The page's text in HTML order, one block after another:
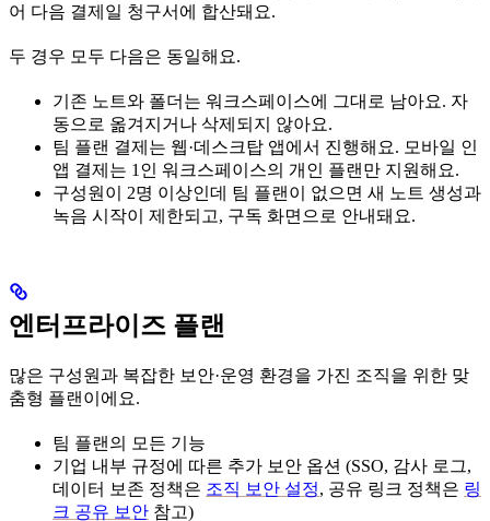
어 다음 결제일 청구서에 합산돼요.
두 경우 모두 다음은 동일해요.
기존 노트와 폴더는 워크스페이스에 그대로 남아요. 자
동으로 옮겨지거나 삭제되지 않아요.
팀 플랜 결제는 웹·데스크탑 앱에서 진행해요. 모바일 인
앱 결제는 1인 워크스페이스의 개인 플랜만 지원해요.
구성원이 2명 이상인데 팀 플랜이 없으면 새 노트 생성과
녹음 시작이 제한되고, 구독 화면으로 안내돼요.
엔터프라이즈 플랜
많은 구성원과 복잡한 보안·운영 환경을 가진 조직을 위한 맞
춤형 플랜이에요.
팀 플랜의 모든 기능
기업 내부 규정에 따른 추가 보안 옵션 (SSO, 감사 로그,
데이터 보존 정책은 조직 보안 설정, 공유 링크 정책은 링
크 공유 보안 참고)